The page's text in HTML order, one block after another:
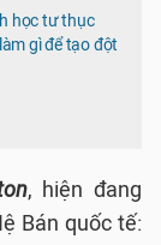
học tư thục
gì để tạo đột
, hiện đang
Bán quốc tế: